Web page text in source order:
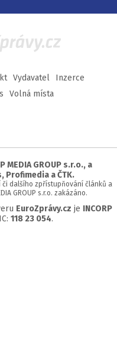
YouTube
Vydavatel
Inzerce
Volná místa
GROUP s.r.o., a
Profimedia a ČTK.
dalšího zpřístupňování článků a
GROUP s.r.o. zakázáno.
EuroZprávy.cz je INCORP
118 23 054.